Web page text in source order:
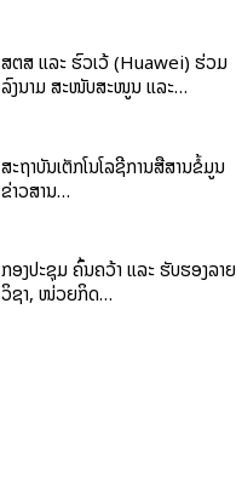
ສຕສ ແລະ ຮົວເວ້ (Huawei) ຮ່ວມ
ລົງນາມ ສະໜັບສະໜູນ ແລະ…
ສະຖາບັນເຕັກໂນໂລຊີການສື່ສານຂໍ້ມູນ
ຂ່າວສານ…
ກອງປະຊຸມ ຄົ້ນຄວ້າ ແລະ ຮັບຮອງລາຍ
ວິຊາ, ໜ່ວຍກິດ…